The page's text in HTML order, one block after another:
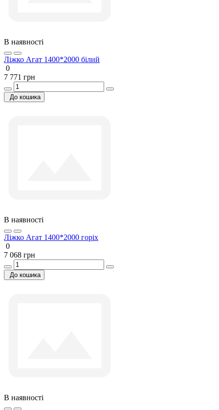
В наявності
Ліжко Агат 1400*2000 білий
0
7 771 грн
До кошика
В наявності
Ліжко Агат 1400*2000 горіх
0
7 068 грн
До кошика
В наявності